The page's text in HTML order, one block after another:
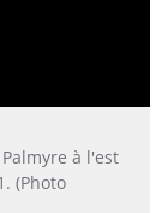
à l'est
(Photo